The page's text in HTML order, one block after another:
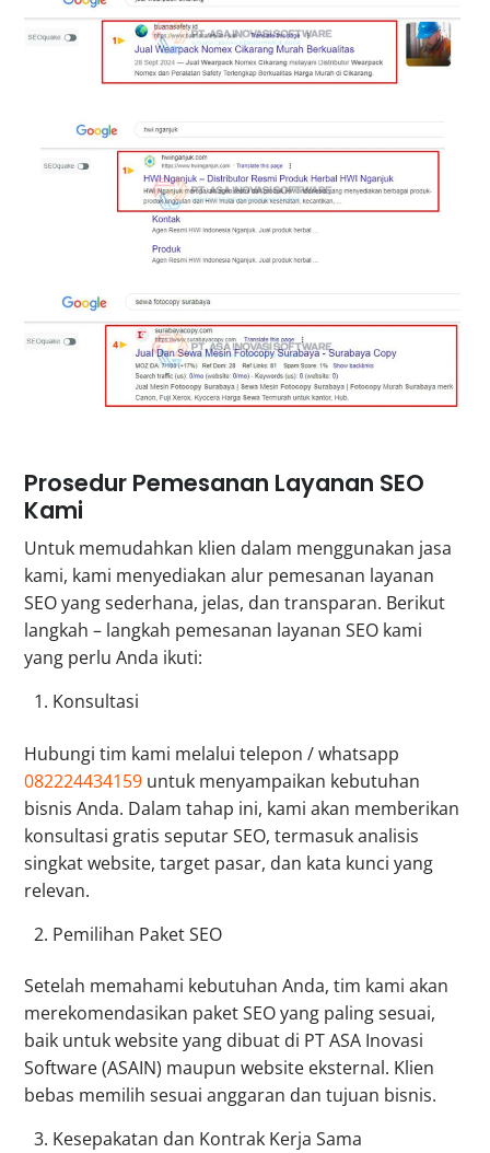
Prosedur Pemesanan Layanan SEO
Kami
Untuk memudahkan klien dalam menggunakan jasa
kami, kami menyediakan alur pemesanan layanan
SEO yang sederhana, jelas, dan transparan. Berikut
langkah – langkah pemesanan layanan SEO kami
yang perlu Anda ikuti:
Konsultasi
Hubungi tim kami melalui telepon / whatsapp
082224434159 untuk menyampaikan kebutuhan
bisnis Anda. Dalam tahap ini, kami akan memberikan
konsultasi gratis seputar SEO, termasuk analisis
singkat website, target pasar, dan kata kunci yang
relevan.
Pemilihan Paket SEO
Setelah memahami kebutuhan Anda, tim kami akan
merekomendasikan paket SEO yang paling sesuai,
baik untuk website yang dibuat di PT ASA Inovasi
Software (ASAIN) maupun website eksternal. Klien
bebas memilih sesuai anggaran dan tujuan bisnis.
Kesepakatan dan Kontrak Kerja Sama